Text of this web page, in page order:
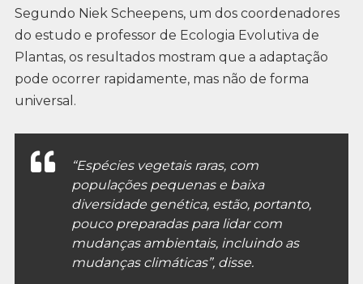
Segundo Niek Scheepens, um dos coordenadores
do estudo e professor de Ecologia Evolutiva de
Plantas, os resultados mostram que a adaptação
pode ocorrer rapidamente, mas não de forma
universal.
“Espécies vegetais raras, com
populações pequenas e baixa
diversidade genética, estão, portanto,
pouco preparadas para lidar com
mudanças ambientais, incluindo as
mudanças climáticas”, disse.